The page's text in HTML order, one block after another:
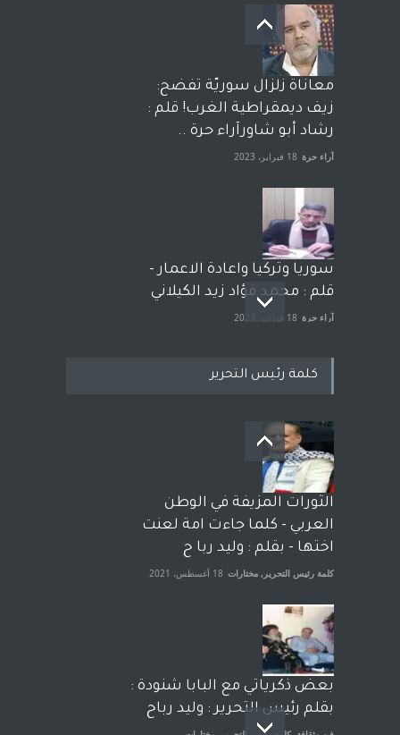
معاناة زلزال سوريّة تفضح:
زيف ديمقراطية الغرب! قلم :
رشاد أبو شاورآراء حرة ..
آراء حرة 18 فبراير، 2023
سوريا وتركيا واعادة الاعمار -
قلم : محمد فؤاد زيد الكيلاني
آراء حرة 18 فبراير، 2023
بعد معارك قضائية طاحنة كتب
وترافع فيها بنفسه مرة اخرى..
الشيخ طارق يوسف يقهر
الحكومة الأمريكية ، فأعطوه
الجنسية عن يد وهم صاغرون،
آراء حرة مختارات 7 أبريل، 2023
كلمة رئيس التحرير
الثورات المزيفة في الوطن
العربي - كلما جاءت امة لعنت
اختها - بقلم : وليد ربا ح
كلمة رئيس التحرير , مختارات 18 أغسطس، 2021
بعض ذكرياتي مع البابا شنودة :
بقلم رئيس التحرير : وليد رباح